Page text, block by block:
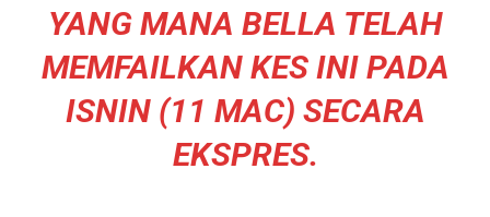
YANG MANA BELLA TELAH
MEMFAILKAN KES INI PADA
ISNIN (11 MAC) SECARA
EKSPRES.